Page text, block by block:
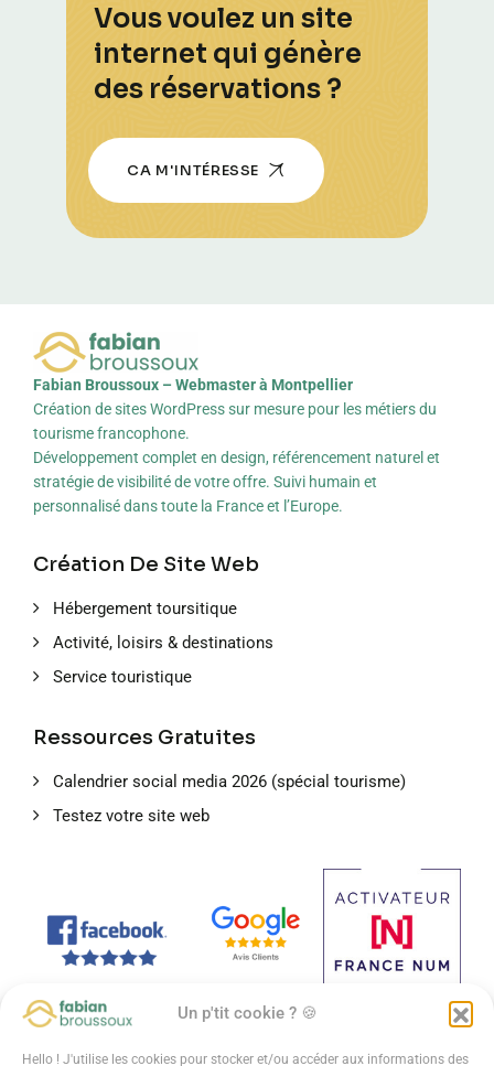
Un p'tit cookie ? 🍪
Hello ! J'utilise les cookies pour stocker et/ou accéder aux informations des
Vous voulez un site
internet qui génère
des réservations ?
CA M'INTÉRESSE
Fabian Broussoux – Webmaster à Montpellier
Création de sites WordPress sur mesure pour les métiers du
tourisme francophone.
Développement complet en design, référencement naturel et
stratégie de visibilité de votre offre. Suivi humain et
personnalisé dans toute la France et l’Europe.
Création De Site Web
Hébergement toursitique
Activité, loisirs & destinations
Service touristique
Ressources Gratuites
Calendrier social media 2026 (spécial tourisme)
Testez votre site web